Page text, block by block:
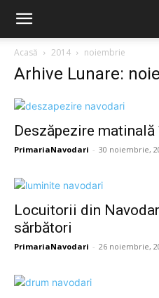
Acasă 2014 noiembrie
Arhive Lunare:
Deszăpezire
PrimariaNavodari - 30 noiembrie,
Locuitorii din
sărbători
PrimariaNavodari - 26 noiembrie,